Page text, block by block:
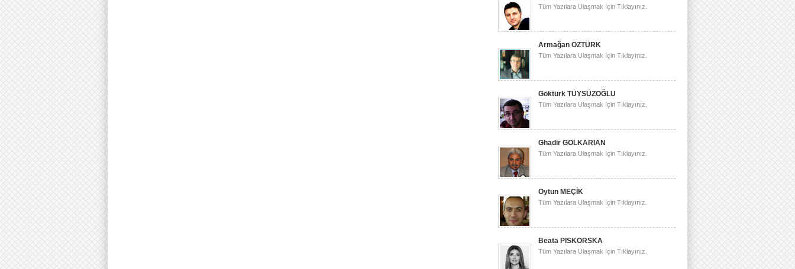
Tüm Yazılara Ulaşmak İçin Tıklayınız.
Armağan ÖZTÜRK
Tüm Yazılara Ulaşmak İçin Tıklayınız.
Göktürk TÜYSÜZOĞLU
Tüm Yazılara Ulaşmak İçin Tıklayınız.
Ghadir GOLKARIAN
Tüm Yazılara Ulaşmak İçin Tıklayınız.
Oytun MEÇİK
Tüm Yazılara Ulaşmak İçin Tıklayınız.
Beata PISKORSKA
Tüm Yazılara Ulaşmak İçin Tıklayınız.